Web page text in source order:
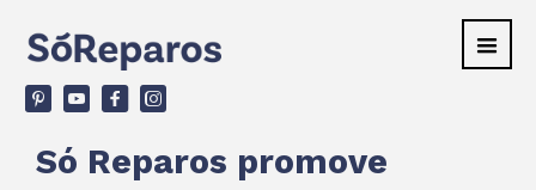
v ù F d
Só Reparos promove